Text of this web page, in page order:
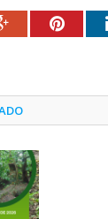
Google+